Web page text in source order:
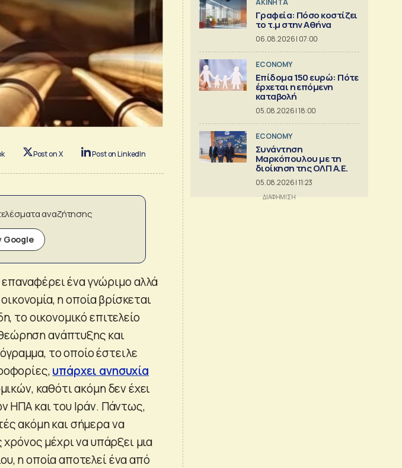
Post on X Post on LinkedIn
αναζήτησης
Google
επαναφέρει ένα γνώριμο αλλά
η οποία βρίσκεται
το οικονομικό επιτελείο
ανάπτυξης και
το οποίο έστειλε
υπάρχει ανησυχία
καθότι ακόμη δεν έχει
ΗΠΑ και του Ιράν. Πάντως,
ακόμη και σήμερα να
μέχρι να υπάρξει μια
η οποία αποτελεί ένα από
ΑΚΙΝΗΤΑ
Γραφεία: Πόσο κοστίζει
το τ.μ στην Αθήνα
06.08.2026 | 07:00
ECONOMY
Επίδομα 150 ευρώ: Πότε
έρχεται η επόμενη
καταβολή
05.08.2026 | 18:00
ECONOMY
Συνάντηση
Μαρκόπουλου με τη
διοίκηση της ΟΛΠ Α.Ε.
05.08.2026 | 11:23